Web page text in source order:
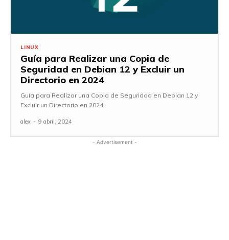
LINUX
Guía para Realizar una Copia de
Seguridad en Debian 12 y Excluir un
Directorio en 2024
Guía para Realizar una Copia de Seguridad en Debian 12 y
Excluir un Directorio en 2024
alex - 9 abril, 2024
- Advertisement -